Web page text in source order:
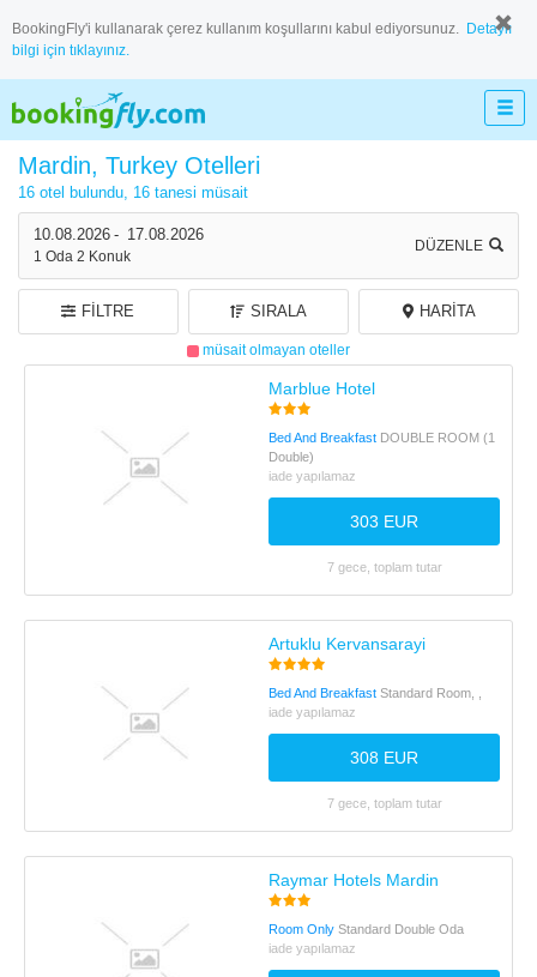
BookingFly'i kullanarak çerez kullanım koşullarını kabul ediyorsunuz. Detaylı
bilgi için tıklayınız.
10.08.2026 - 17.08.2026
1 Oda 2 Konuk
DÜZENLE
Mardin, Turkey Otelleri
16 otel bulundu, 16 tanesi müsait
müsait olmayan oteller
FILTRE SIRALA HARITA
Marblue Hotel
Bed And Breakfast DOUBLE ROOM (1
Double)
iade yapılamaz
303 EUR
7 gece, toplam tutar
Artuklu Kervansarayi
Bed And Breakfast Standard Room, ,
iade yapılamaz
308 EUR
7 gece, toplam tutar
Raymar Hotels Mardin
Room Only Standard Double Oda
iade yapılamaz